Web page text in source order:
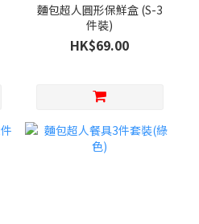
麵包超人圓形保鮮盒 (S-3
件裝)
HK$69.00